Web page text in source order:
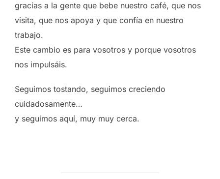
gracias a la gente que bebe nuestro café, que nos
visita, que nos apoya y que confía en nuestro
trabajo.
Este cambio es para vosotros y porque vosotros
nos impulsáis.
Seguimos tostando, seguimos creciendo
cuidadosamente…
y seguimos aquí, muy muy cerca.